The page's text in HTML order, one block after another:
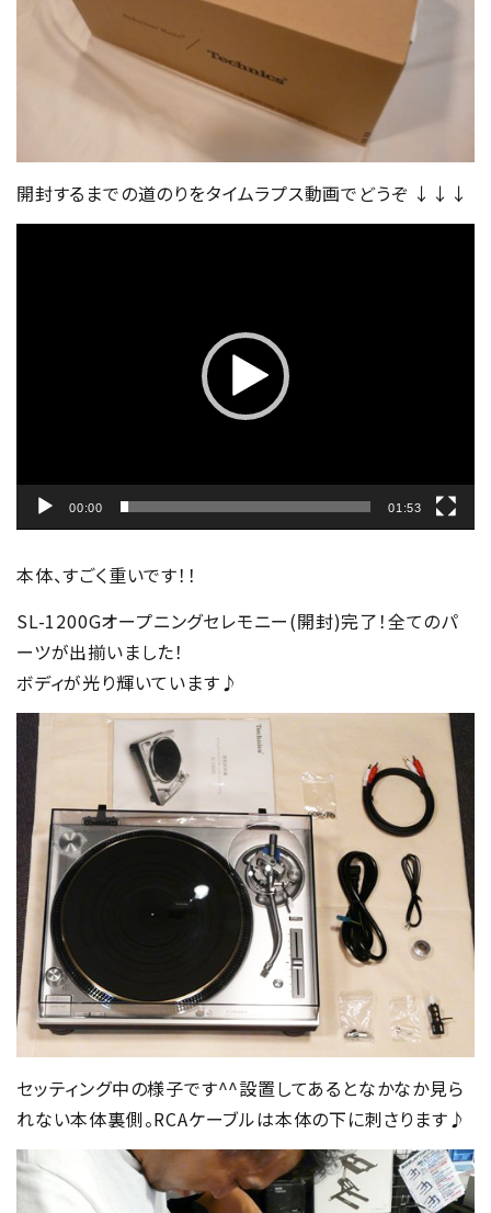
開封するまでの道のりをタイムラプス動画でどうぞ ↓↓↓
00:00 01:53
本体、すごく重いです！！
SL-1200Gオープニングセレモニー(開封)完了！全てのパ
ーツが出揃いました！
ボディが光り輝いています♪
セッティング中の様子です^^設置してあるとなかなか見ら
れない本体裏側。RCAケーブルは本体の下に刺さります♪